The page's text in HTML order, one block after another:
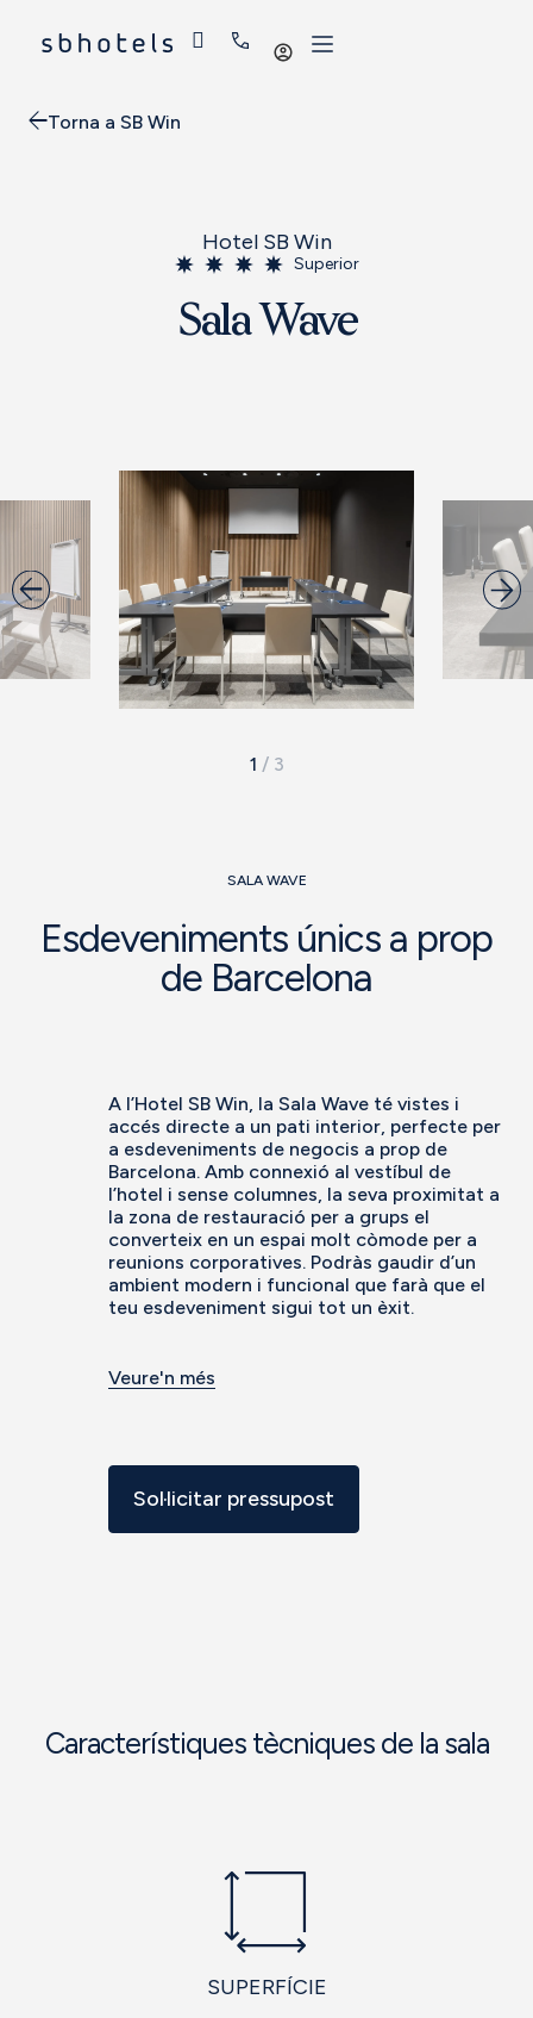
Iniciar
Torna a SB Win
Hotel SB Win
Superior
Sala Wave
1 / 3
SALA WAVE
Esdeveniments únics a prop
de Barcelona
A l’Hotel SB Win, la Sala Wave té vistes i
accés directe a un pati interior, perfecte per
a esdeveniments de negocis a prop de
Barcelona. Amb connexió al vestíbul de
l’hotel i sense columnes, la seva proximitat a
la zona de restauració per a grups el
converteix en un espai molt còmode per a
reunions corporatives. Podràs gaudir d’un
ambient modern i funcional que farà que el
teu esdeveniment sigui tot un èxit.
Veure'n més
Sol·licitar pressupost
Característiques tècniques de la sala
SUPERFÍCIE